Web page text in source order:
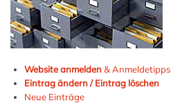
Website anmelden& Anmeldetipps
Eintrag ändern / Eintrag löschen
Neue Einträge